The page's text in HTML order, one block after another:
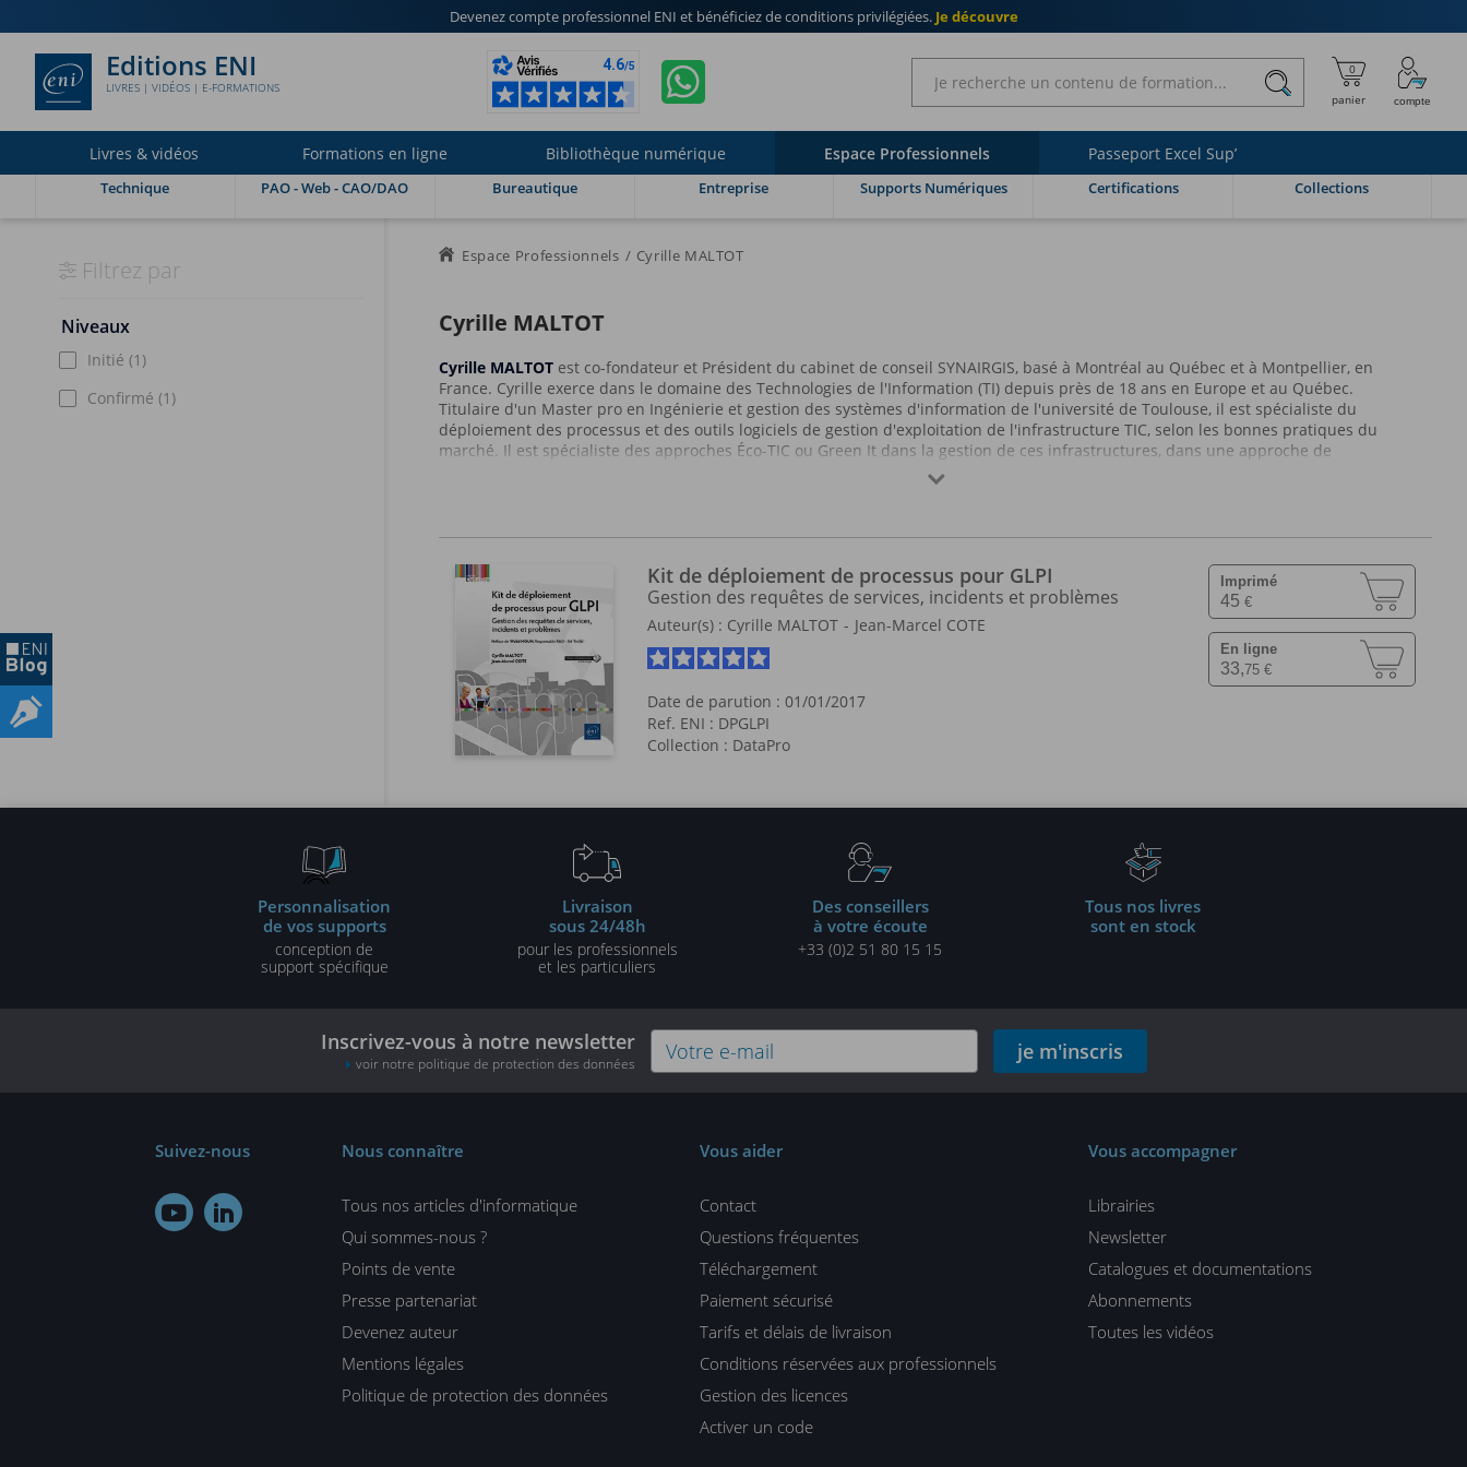
Devenez compte professionnel ENI et bénéficiez deconditions privilégiées. Je découvre
Editions ENI
LIVRES | VIDÉOS | E-FORMATIONS
Livres & vidéos Formations en ligne Bibliothèque numérique Espace Professionnels Passeport Excel Sup’
Technique PAO - Web - CAO/DAO Bureautique Entreprise Supports Numériques Certifications Collections
Filtrez par
Niveaux
Initié (1)
Confirmé (1)
Espace Professionnels Cyrille MALTOT
Cyrille MALTOT
Cyrille MALTOT est co-fondateur et Président du cabinet de conseil SYNAIRGIS, basé à Montréal au Québec et à Montpellier, en
France. Cyrille exerce dans le domaine des Technologies de l'Information (TI) depuis près de 18 ans en Europe et au Québec.
Titulaire d'un Master pro en Ingénierie et gestion des systèmes d'information de l'université de Toulouse, il est spécialiste du
déploiement des processus et des outils logiciels de gestion d'exploitation de l'infrastructure TIC, selon les bonnes pratiques du
marché. Il est spécialiste des approches Éco-TIC ou Green It dans la gestion de ces infrastructures, dans une approche de
développement durable et détient les certifications ITIL et BCS Green-IT.
infrastructures informatiques, technologiques et de bâtiment, dans une approche de développement durable appliqué.

Kit de déploiement de processus pour GLPI
Gestion des requêtes de services, incidents et problèmes
Auteur(s) : Cyrille MALTOT Jean-Marcel COTE
Date de parution : 01/01/2017
Ref. ENI : DPGLPI
Collection : DataPro
Imprimé
45 €
En ligne
33,75 €
Personnalisation
de vos supports
conception de
support spécifique
Livraison
sous 24/48h
pour les professionnels
et les particuliers
Des conseillers
à votre écoute
+33 (0)2 51 80 15 15
Tous nos livres
sont en stock
Inscrivez-vous à notre newsletter
voir notre politique de protection des données je m'inscris
Suivez-nous
 
Nous connaître
Tous nos articles d'informatique
Qui sommes-nous ?
Points de vente
Presse partenariat
Devenez auteur
Mentions légales
Politique de protection des données
Vous aider
Contact
Questions fréquentes
Téléchargement
Paiement sécurisé
Tarifs et délais de livraison
Conditions réservées aux professionnels
Gestion des licences
Activer un code
Vous accompagner
Librairies
Newsletter
Catalogues et documentations
Abonnements
Toutes les vidéos